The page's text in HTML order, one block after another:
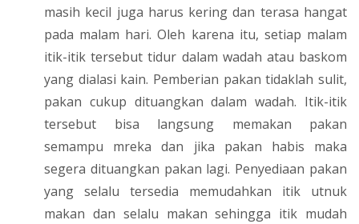
masih kecil juga harus kering dan terasa hangat
pada malam hari. Oleh karena itu, setiap malam
itik-itik tersebut tidur dalam wadah atau baskom
yang dialasi kain. Pemberian pakan tidaklah sulit,
pakan cukup dituangkan dalam wadah. Itik-itik
tersebut bisa langsung memakan pakan
semampu mreka dan jika pakan habis maka
segera dituangkan pakan lagi. Penyediaan pakan
yang selalu tersedia memudahkan itik utnuk
makan dan selalu makan sehingga itik mudah